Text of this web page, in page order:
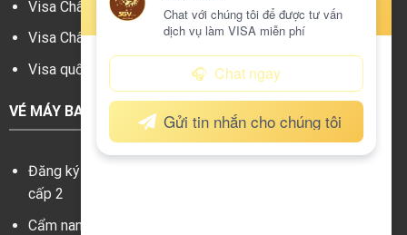
Visa Châu Âu
Visa Châu Mỹ
Visa quốc gia khác
VÉ MÁY BAY
Đăng ký đại lý vé máy bay
cấp 2
Cẩm nang
Tin tức
Giới thiệu
Liên hệ